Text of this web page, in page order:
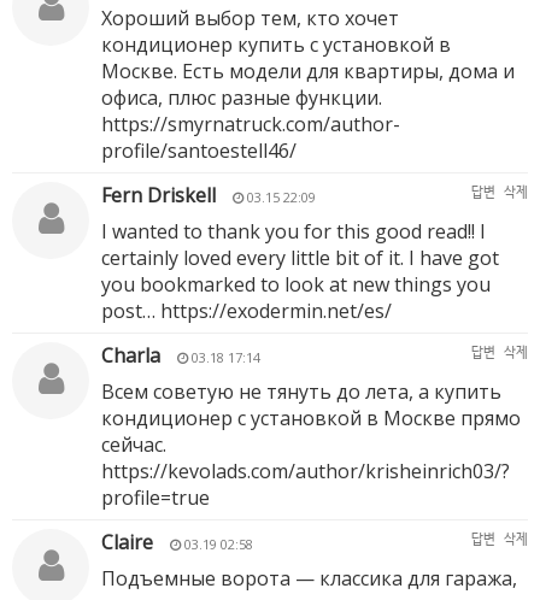
Хороший выбор тем, кто хочет
кондиционер купить с установкой в
Москве. Есть модели для квартиры, дома и
офиса, плюс разные функции.
https://smyrnatruck.com/author-
profile/santoestell46/
Fern Driskell
03.15 22:09 답변 삭제
I wanted to thank you for this good read!! I
certainly loved every little bit of it. I have got
you bookmarked to look at new things you
post… https://exodermin.net/es/
Charla
03.18 17:14 답변 삭제
Всем советую не тянуть до лета, а купить
кондиционер с установкой в Москве прямо
сейчас.
https://kevolads.com/author/krisheinrich03/?
profile=true
Claire
03.19 02:58 답변 삭제
Подъемные ворота — классика для гаража,